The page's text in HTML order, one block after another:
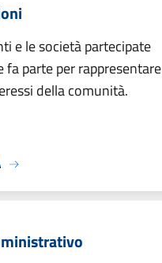
e le società partecipate
fa parte per rappresentare
della comunità.